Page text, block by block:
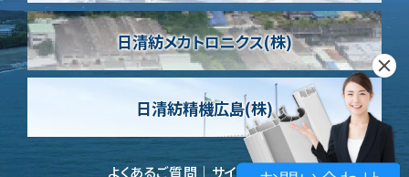
日清紡メカトロニクス(株)
日清紡精機広島(株)
よくあるご質問 サイトポリシー